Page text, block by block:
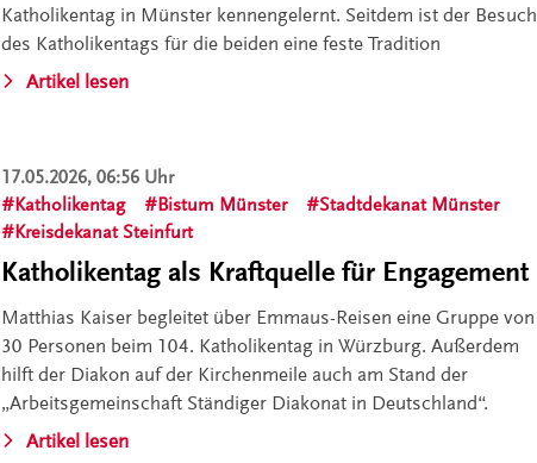
Katholikentag in Münster kennengelernt. Seitdem ist der Besuch
des Katholikentags für die beiden eine feste Tradition
Artikel lesen
17.05.2026, 06:56 Uhr
Katholikentag
Bistum Münster
Stadtdekanat Münster
Kreisdekanat Steinfurt
Katholikentag als Kraftquelle für Engagement
Matthias Kaiser begleitet über Emmaus-Reisen eine Gruppe von
30 Personen beim 104. Katholikentag in Würzburg. Außerdem
hilft der Diakon auf der Kirchenmeile auch am Stand der
„Arbeitsgemeinschaft Ständiger Diakonat in Deutschland“.
Artikel lesen